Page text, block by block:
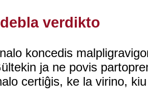
verdikto
koncedis
ja ne povis
certiĝis, ke la virino,